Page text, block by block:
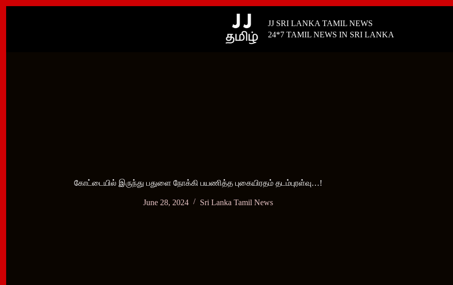
JJ SRI LANKA TAMIL NEWS
24*7 TAMIL NEWS IN SRI LANKA
கோட்டையில் இருந்து பதுளை நோக்கி பயணித்த புகையிரதம் தடம்புரள்வு…!
June 28, 2024 Sri Lanka Tamil News